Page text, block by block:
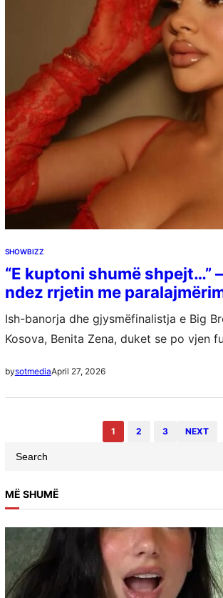
SHOWBIZZ
“E kuptoni shumë shpejt…”
ndez rrjetin me
Ish-banorja dhe gjysmëfinalistja e Big
Kosova, Benita Zena, duket se po vjen
daljes nga shtëpia më e famshme…
bysotmediaApril 27, 2026
1 2 3 NEXT
a
r
c
h
MË SHUMË